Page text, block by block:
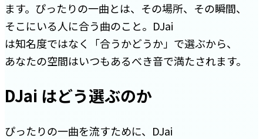
ます。ぴったりの一曲とは、その場所、その瞬間、
そこにいる人に合う曲のこと。DJai
は知名度ではなく「合うかどうか」で選ぶから、
あなたの空間はいつもあるべき音で満たされます。
DJai はどう選ぶのか
ぴったりの一曲を流すために、DJai